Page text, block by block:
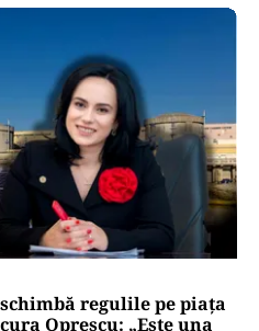
regulile pe piața
Oprescu: „Este una